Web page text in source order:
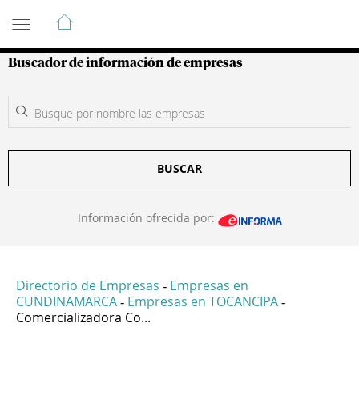
Guía de Empresas Colombianas
Buscador de información de empresas
BUSCAR
Información ofrecida por:
Directorio de Empresas - Empresas en
CUNDINAMARCA - Empresas en TOCANCIPA -
Comercializadora Co...